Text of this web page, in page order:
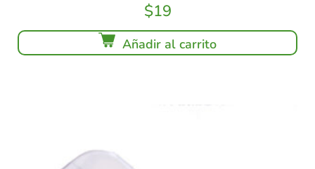
$19
Añadir al carrito